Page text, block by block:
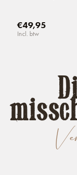
€49,95
Incl. btw